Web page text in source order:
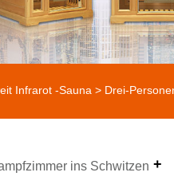
Infrarot -Sauna > Drei-
ins Schwitzen